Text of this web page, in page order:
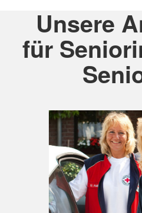
Unsere
für